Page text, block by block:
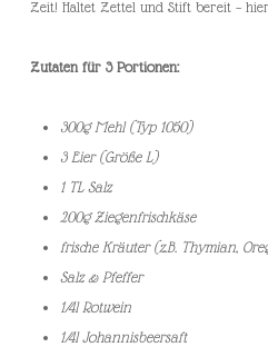
Zeit! Haltet Zettel und Stift bereit –
Zutaten für 3 Portionen:
300g Mehl (Typ 1050)
3 Eier (Größe L)
1 TL Salz
200g Ziegenfrischkäse
frische Kräuter (z.B. Thymian,
Salz & Pfeffer
1/4l Rotwein
1/4l Johannisbeersaft